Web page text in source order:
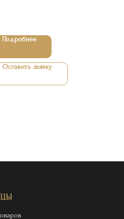
Подробнее
Оставить заявку